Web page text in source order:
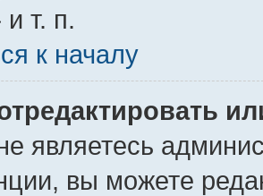
т. п.
к началу
являетесь
вы можете